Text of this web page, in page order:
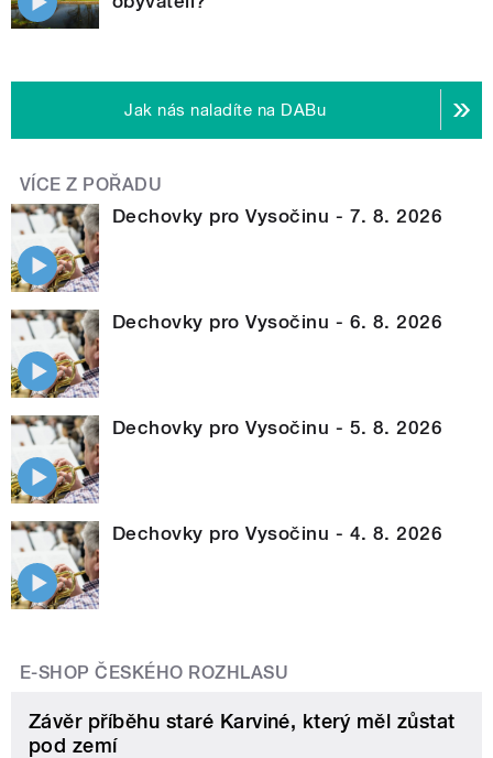
Jak nás naladíte na DABu
VÍCE Z POŘADU
Dechovky pro Vysočinu - 7. 8. 2026
Dechovky pro Vysočinu - 6. 8. 2026
Dechovky pro Vysočinu - 5. 8. 2026
Dechovky pro Vysočinu - 4. 8. 2026
E-SHOP ČESKÉHO ROZHLASU
Závěr příběhu staré Karviné, který měl zůstat
pod zemí